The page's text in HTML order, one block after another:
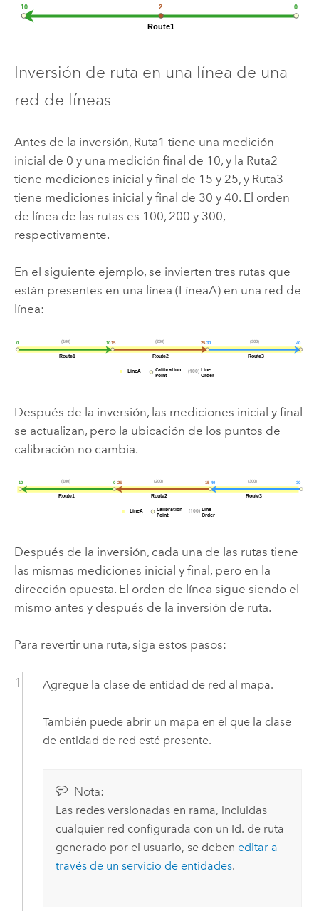
Inversión de ruta en una línea de una
red de líneas
Antes de la inversión, Ruta1 tiene una medición
inicial de 0 y una medición final de 10, y la Ruta2
tiene mediciones inicial y final de 15 y 25, y Ruta3
tiene mediciones inicial y final de 30 y 40. El orden
de línea de las rutas es 100, 200 y 300,
respectivamente.
En el siguiente ejemplo, se invierten tres rutas que
están presentes en una línea (LíneaA) en una red de
línea:
Después de la inversión, las mediciones inicial y final
se actualizan, pero la ubicación de los puntos de
calibración no cambia.
Después de la inversión, cada una de las rutas tiene
las mismas mediciones inicial y final, pero en la
dirección opuesta. El orden de línea sigue siendo el
mismo antes y después de la inversión de ruta.
Para revertir una ruta, siga estos pasos:
Agregue la clase de entidad de red al mapa.
También puede abrir un mapa en el que la clase
de entidad de red esté presente.
Nota:
Las redes versionadas en rama, incluidas
cualquier red configurada con un Id. de ruta
generado por el usuario, se deben editar a
través de un servicio de entidades.